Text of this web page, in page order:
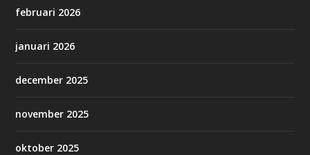
februari 2026
januari 2026
december 2025
november 2025
oktober 2025